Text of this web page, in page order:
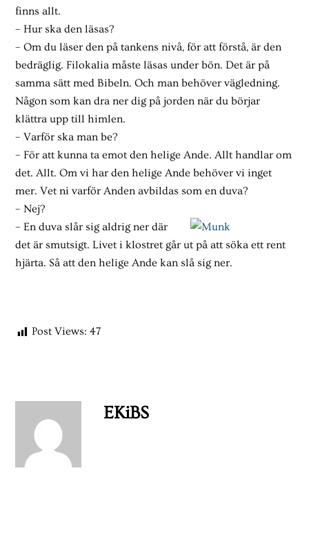
finns allt.
– Hur ska den läsas?
– Om du läser den på tankens nivå, för att förstå, är den
bedräglig. Filokalia måste läsas under bön. Det är på
samma sätt med Bibeln. Och man behöver vägledning.
Någon som kan dra ner dig på jorden när du börjar
klättra upp till himlen.
– Varför ska man be?
– För att kunna ta emot den helige Ande. Allt handlar om
det. Allt. Om vi har den helige Ande behöver vi inget
mer. Vet ni varför Anden avbildas som en duva?
– Nej?
– En duva slår sig aldrig ner där
det är smutsigt. Livet i klostret går ut på att söka ett rent
hjärta. Så att den helige Ande kan slå sig ner.
Post Views: 47
EKiBS